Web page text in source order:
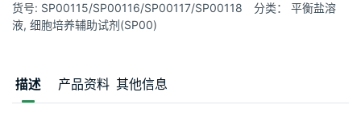
货号: SP00115/SP00116/SP00117/SP00118 分类： 平衡盐溶
液, 细胞培养辅助试剂(SP00)
描述 产品资料 其他信息